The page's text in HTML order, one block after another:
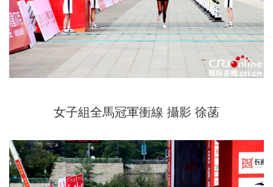
女子組全馬冠軍衝線 攝影 徐菡